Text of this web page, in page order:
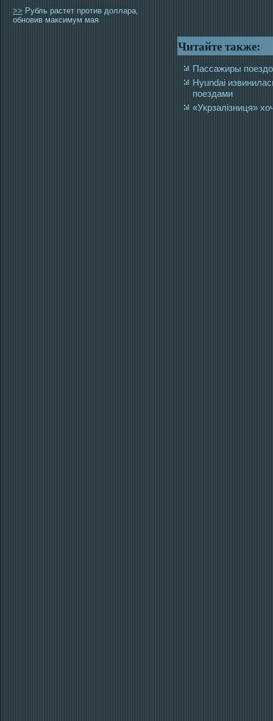
>> Рубль растет против доллара,
обновив максимум мая
Читайте также:
Пассажиры
Hyundai
поездами
«Укрзалізниця»